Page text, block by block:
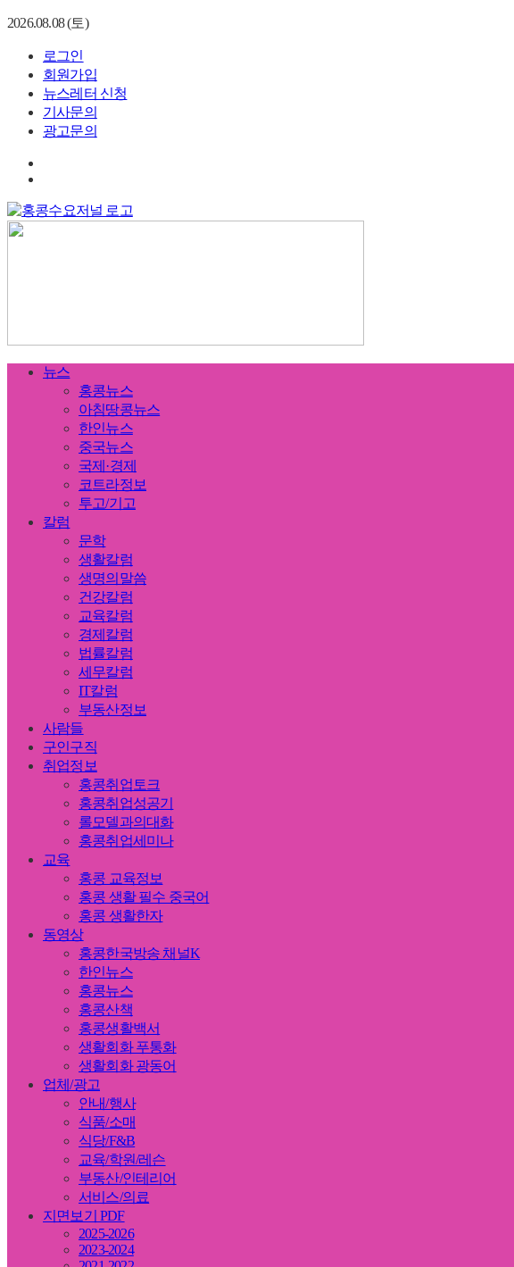
2026.08.08 (토)
로그인
회원가입
뉴스레터 신청
기사문의
광고문의
뉴스
홍콩뉴스
아침땅콩뉴스
한인뉴스
중국뉴스
국제·경제
코트라정보
투고/기고
칼럼
문학
생활칼럼
생명의말씀
건강칼럼
교육칼럼
경제칼럼
법률칼럼
세무칼럼
IT칼럼
부동산정보
사람들
구인구직
취업정보
홍콩취업토크
홍콩취업성공기
롤모델과의대화
홍콩취업세미나
교육
홍콩 교육정보
홍콩 생활 필수 중국어
홍콩 생활한자
동영상
홍콩한국방송 채널K
한인뉴스
홍콩뉴스
홍콩산책
홍콩생활백서
생활회화 푸통화
생활회화 광동어
업체/광고
안내/행사
식품/소매
식당/F&B
교육/학원/레슨
부동산/인테리어
서비스/의료
지면보기 PDF
2025-2026
2023-2024